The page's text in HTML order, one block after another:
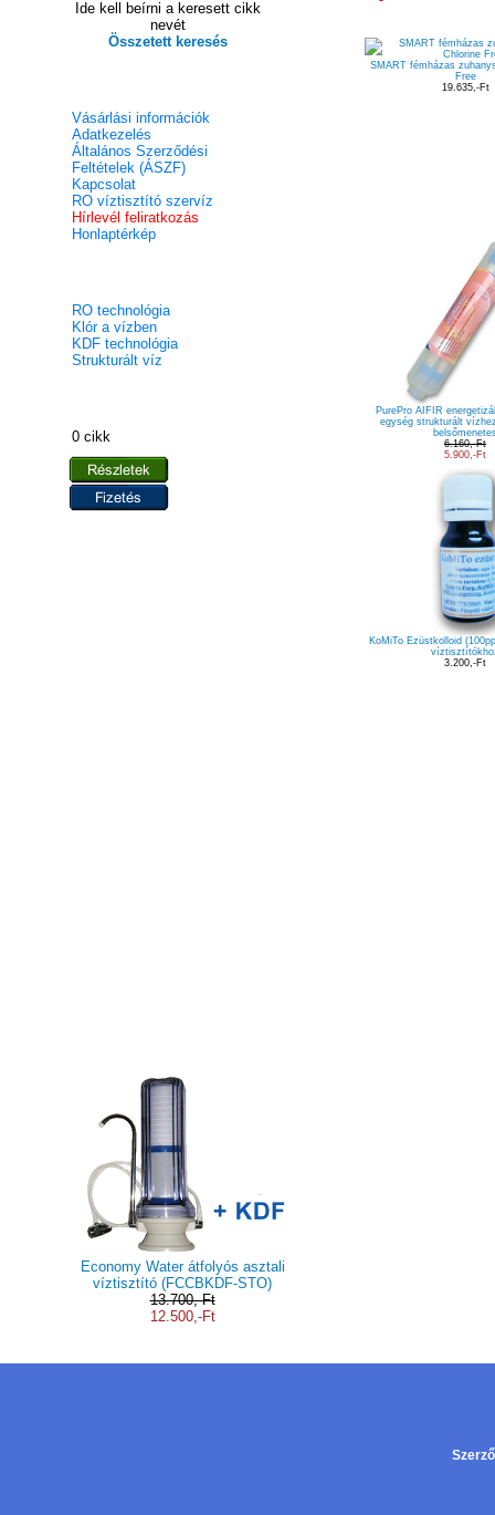
Ide kell beírni a keresett cikk
nevét
Összetett keresés
Vásárlási információk
Adatkezelés
Általános Szerződési
Feltételek (ÁSZF)
Kapcsolat
RO víztisztító szervíz
Hírlevél feliratkozás
Honlaptérkép
RO technológia
Klór a vízben
KDF technológia
Strukturált víz
0 cikk
Economy Water átfolyós asztali
víztisztító (FCCBKDF-STO)
13.700,-Ft
12.500,-Ft
SMART fémházas
Free
19.635,-Ft
PurePro AIFIR
egység strukturált
6.160,-Ft
5.900,-Ft
KoMiTo Ezüstkolloid
3.200,-Ft